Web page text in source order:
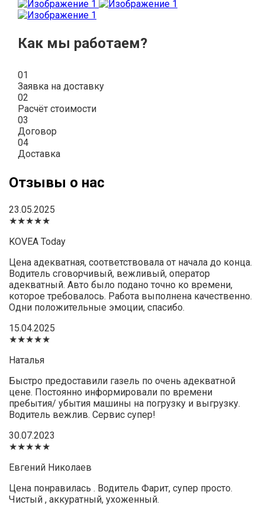
Как мы работаем?
01
Заявка на доставку
02
Расчёт стоимости
03
Договор
04
Доставка
Отзывы о нас
23.05.2025
★★★★★
KOVEA Today
Цена адекватная, соответствовала от начала до конца.
Водитель сговорчивый, вежливый, оператор
адекватный. Авто было подано точно ко времени,
которое требовалось. Работа выполнена качественно.
Одни положительные эмоции, спасибо.
15.04.2025
★★★★★
Наталья
Быстро предоставили газель по очень адекватной
цене. Постоянно информировали по времени
пребытия/ убытия машины на погрузку и выгрузку.
Водитель вежлив. Сервис супер!
30.07.2023
★★★★★
Евгений Николаев
Цена понравилась . Водитель Фарит, супер просто.
Чистый , аккуратный, ухоженный.